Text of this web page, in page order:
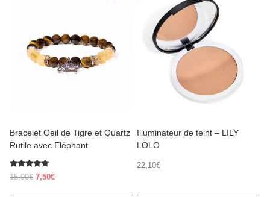
Bracelet Oeil de Tigre et Quartz
Rutile avec Eléphant
Note
5.00
15,00€ Le
7,50€Le
Illuminateur de teint – LILY
LOLO
22,10€
plusieurs
variations.
du
produit